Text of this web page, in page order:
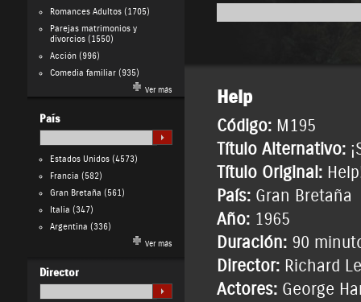
Romances Adultos(1705)
Parejas matrimonios y
divorcios(1550)
Acción(996)
Comedia familiar(935)
Ver más
País
Estados Unidos(4573)
Francia (582)
Gran Bretaña (561)
Italia (347)
Argentina (336)
Ver más
Director
Help
Código: M195
Título Alternativo:
Título Original:
País: Gran Bretaña
Año: 1965
Duración: 90
Director: Richard
Actores: George